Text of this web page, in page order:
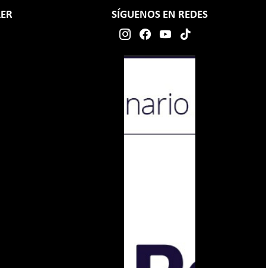
SÍGUENOS EN REDES